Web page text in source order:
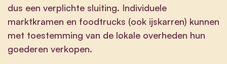
dus een verplichte sluiting. Individuele
marktkramen en foodtrucks (ook ijskarren) kunnen
met toestemming van de lokale overheden hun
goederen verkopen.